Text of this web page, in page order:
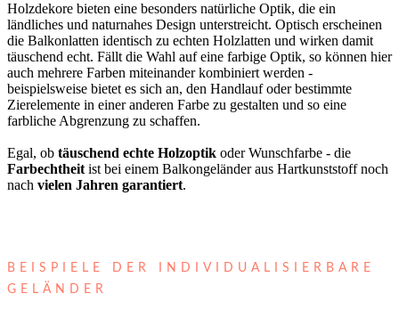
Holzdekore bieten eine besonders natürliche Optik, die ein
ländliches und naturnahes Design unterstreicht. Optisch erscheinen
die Balkonlatten identisch zu echten Holzlatten und wirken damit
täuschend echt. Fällt die Wahl auf eine farbige Optik, so können hier
auch mehrere Farben miteinander kombiniert werden -
beispielsweise bietet es sich an, den Handlauf oder bestimmte
Zierelemente in einer anderen Farbe zu gestalten und so eine
farbliche Abgrenzung zu schaffen.
Egal, ob täuschend echte Holzoptik oder Wunschfarbe - die
Farbechtheit ist bei einem Balkongeländer aus Hartkunststoff noch
nach vielen Jahren garantiert.
BEISPIELE DER INDIVIDUALISIERBARE
GELÄNDER